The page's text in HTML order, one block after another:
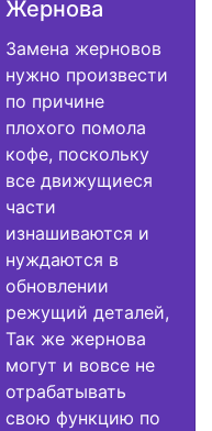
Жернова
Замена жерновов
нужно произвести
по причине
плохого помола
кофе, поскольку
все движущиеся
части
изнашиваются и
нуждаются в
обновлении
режущий деталей,
Так же жернова
могут и вовсе не
отрабатывать
свою функцию по